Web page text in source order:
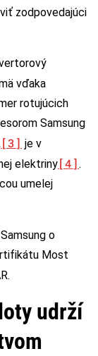
zodpovedajúci
vďaka
rotujúcich
Samsung
[3] je v
elektriny[4] .
umelej
o
Most
udrží